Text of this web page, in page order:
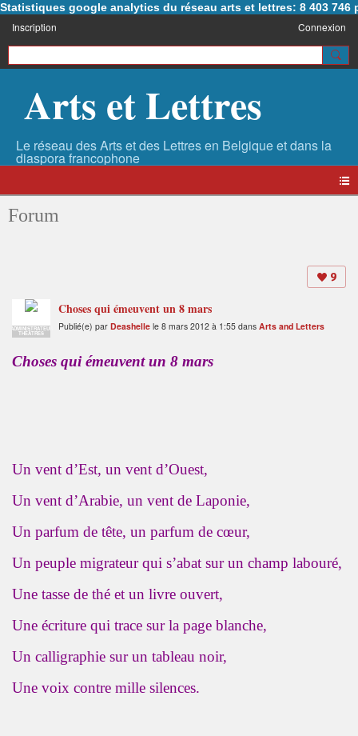
Statistiques google analytics du réseau arts et lettres: 8 403 746
Inscription Connexion
Arts et Lettres
Forum
9
ADMINISTRATEUR
THÉÂTRES
Choses qui émeuvent un 8 mars
Publié(e) par Deashelle le 8 mars 2012 à 1:55 dans Arts and Letters
Choses qui émeuvent un 8 mars
Un vent d’Est, un vent d’Ouest,
Un vent d’Arabie, un vent de Laponie,
Un parfum de tête, un parfum de cœur,
Un peuple migrateur qui s’abat sur un champ labouré,
Une tasse de thé et un livre ouvert,
Une écriture qui trace sur la page blanche,
Un calligraphie sur un tableau noir,
Une voix contre mille silences.